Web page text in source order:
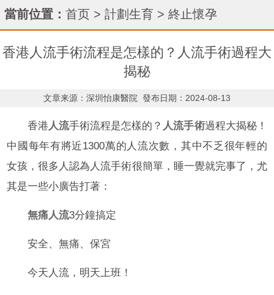
當前位置： 首页 > 計劃生育 > 終止懷孕
香港人流手術流程是怎樣的？人流手術過程大
揭秘
文章来源：深圳怡康醫院 發布日期：2024-08-13
香港人流手術流程是怎樣的？ 人流手術過程大揭秘！
中國每年有將近1300萬的人流次數，其中不乏很年輕的
女孩，很多人認為人流手術很簡單，睡一覺就完事了，尤
其是一些小廣告打著：
無痛人流3分鐘搞定
安全、無痛、保宮
今天人流，明天上班！